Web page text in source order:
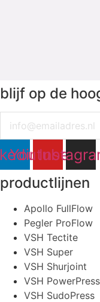
blijf op de
Youtube
productlijnen
Apollo FullFlow
Pegler ProFlow
VSH Tectite
VSH Super
VSH Shurjoint
VSH PowerPress
VSH SudoPress